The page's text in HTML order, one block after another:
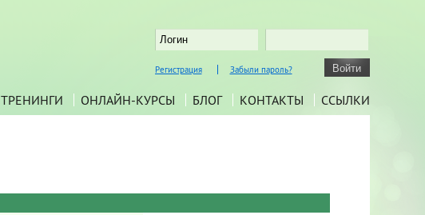
Регистрация Забыли пароль?
ТРЕНИНГИ ОНЛАЙН-КУРСЫ БЛОГ КОНТАКТЫ ССЫЛКИ